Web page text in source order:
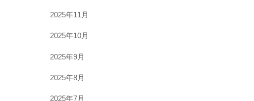
2025年11月
2025年10月
2025年9月
2025年8月
2025年7月